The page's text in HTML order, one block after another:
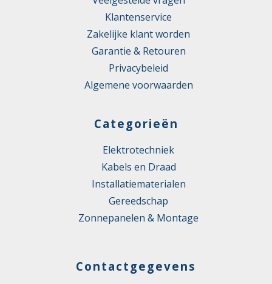
Klantenservice
Zakelijke klant worden
Garantie & Retouren
Privacybeleid
Algemene voorwaarden
Categorieën
Elektrotechniek
Kabels en Draad
Installatiematerialen
Gereedschap
Zonnepanelen & Montage
Contactgegevens